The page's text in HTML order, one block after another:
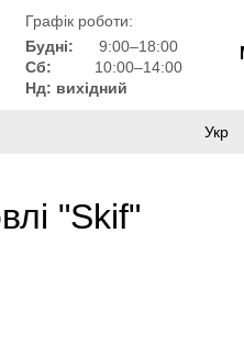
Графік роботи:
Будні:
9:00–18:00
Сб:
10:00–14:00
Нд: вихідний
Укр
"Skif"